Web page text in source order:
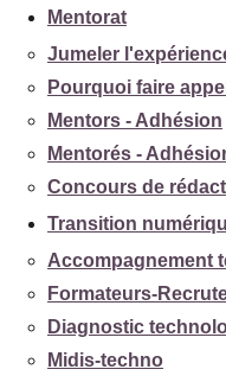
Mentorat
Jumeler
Pourquoi faire
Mentors - Adhésion
Mentorés -
Concours de
Transition
Accompagnement
Formateurs-
Diagnostic
Midis-techno